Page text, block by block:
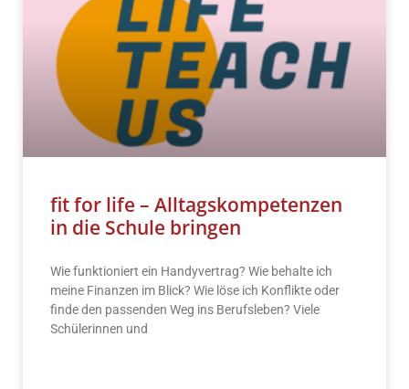
fit for life – Alltagskompetenzen
in die Schule bringen
Wie funktioniert ein Handyvertrag? Wie behalte ich
meine Finanzen im Blick? Wie löse ich Konflikte oder
finde den passenden Weg ins Berufsleben? Viele
Schülerinnen und